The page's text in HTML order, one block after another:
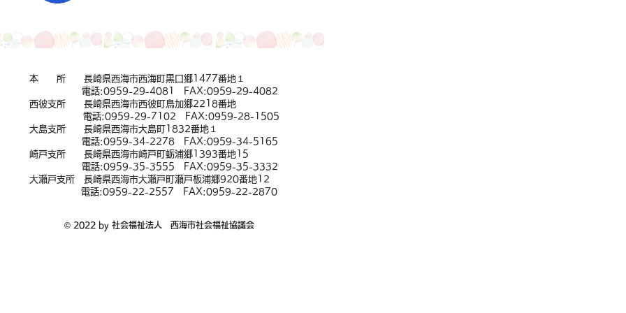
本 所 長崎県西海市西海町黒口郷1477番地１
電話:0959-29-4081
FAX:0959-29-4082
西彼支所 長崎県西海市西彼町鳥加郷2218番地
電話:0959-29-7102 FAX:0959-28-1505
大島支所 長崎県西海市大島町1832番地１
電話:0959-34-2278 FAX:0959-34-5165
崎戸支所 長崎県西海市崎戸町蛎浦郷1393番地15
電話:0959-35-3555 FAX:0959-35-3332
大瀬戸支所 長崎県西海市大瀬戸町瀬戸板浦郷920番地12
電話:0959-22-2557 FAX:0959-22-2870
© 2022 by 社会福祉法人 西海市社会福祉協議会